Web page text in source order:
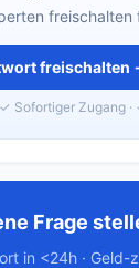
freischalten
freischalten
Sofortiger Zugang
Frage
in <24h · Geld-